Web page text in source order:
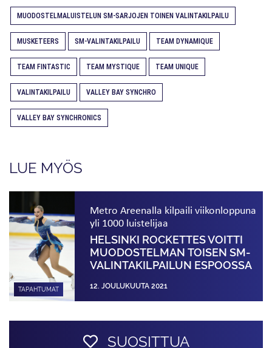
MUODOSTELMALUISTELUN SM-SARJOJEN TOINEN VALINTAKILPAILU
MUSKETEERS SM-VALINTAKILPAILU TEAM DYNAMIQUE
TEAM FINTASTIC TEAM MYSTIQUE TEAM UNIQUE
VALINTAKILPAILU VALLEY BAY SYNCHRO
VALLEY BAY SYNCHRONICS
LUE MYÖS
TAPAHTUMAT
Metro Areenalla kilpaili viikon­loppuna
yli 1000 luistelijaa
HELSINKI ROCKETTES VOITTI
MUODOSTELMAN TOISEN SM-
VALINTA­KILPAILUN ESPOOSSA
12. JOULUKUUTA 2021
SUOSITTUA